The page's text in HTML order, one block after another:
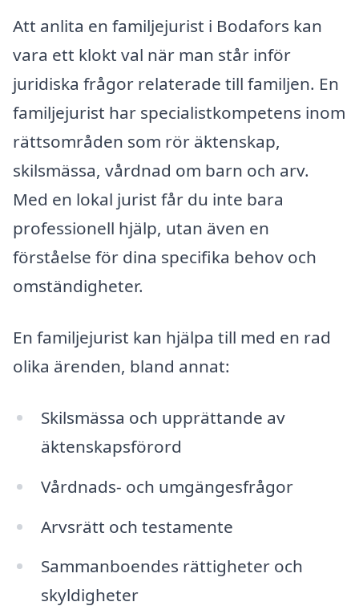
Att anlita en familjejurist i Bodafors kan
vara ett klokt val när man står inför
juridiska frågor relaterade till familjen. En
familjejurist har specialistkompetens inom
rättsområden som rör äktenskap,
skilsmässa, vårdnad om barn och arv.
Med en lokal jurist får du inte bara
professionell hjälp, utan även en
förståelse för dina specifika behov och
omständigheter.
En familjejurist kan hjälpa till med en rad
olika ärenden, bland annat:
Skilsmässa och upprättande av
äktenskapsförord
Vårdnads- och umgängesfrågor
Arvsrätt och testamente
Sammanboendes rättigheter och
skyldigheter